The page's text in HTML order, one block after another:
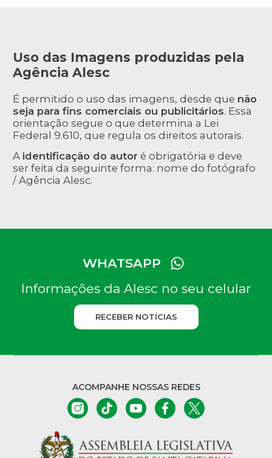
Uso das Imagens produzidas pela
Agência Alesc
É permitido o uso das imagens, desde que não
seja para fins comerciais ou publicitários. Essa
orientação segue o que determina a Lei
Federal 9.610, que regula os direitos autorais.
A identificação do autor é obrigatória e deve
ser feita da seguinte forma: nome do fotógrafo
/ Agência Alesc.
WHATSAPP
Informações da Alesc no seu celular
RECEBER NOTÍCIAS
ACOMPANHE NOSSAS REDES